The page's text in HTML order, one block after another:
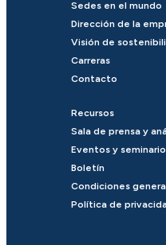
Sedes en el mundo
Dirección de la
Visión de
Carreras
Contacto
Recursos
Sala de prensa y
Eventos y
Boletín
Condiciones
Política de